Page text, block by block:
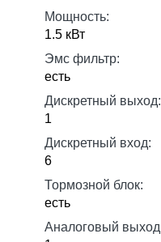
Мощность:
1.5 кВт
Эмс фильтр:
есть
Дискретный выход:
1
Дискретный вход:
6
Тормозной блок:
есть
Аналоговый